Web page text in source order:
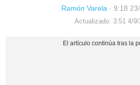
Ramón Varela· 9:18
Actualizado: 3:51 4/9/